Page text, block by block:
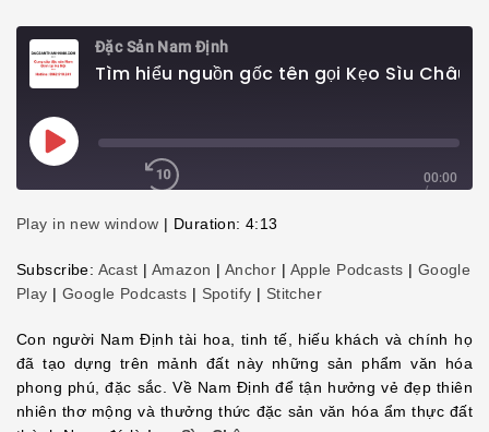
Đặc Sản Nam Định
Tìm hiểu nguồn gốc tên gọi Kẹo Sìu Châu
Play
1x
00:00
/
SHARE
SHARE
LINK
Play in new window | Duration: 4:13
Subscribe: Acast | Amazon | Anchor | Apple Podcasts | Google
Play | Google Podcasts | Spotify | Stitcher
Con người Nam Định tài hoa, tinh tế, hiếu khách và chính họ
đã tạo dựng trên mảnh đất này những sản phẩm văn hóa
phong phú, đặc sắc. Về Nam Định để tận hưởng vẻ đẹp thiên
nhiên thơ mộng và thưởng thức đặc sản văn hóa ẩm thực đất